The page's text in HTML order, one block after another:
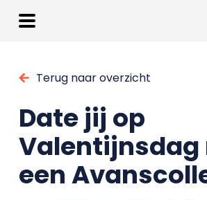
Terug naar overzicht
Date jij op
Valentijnsdag
een